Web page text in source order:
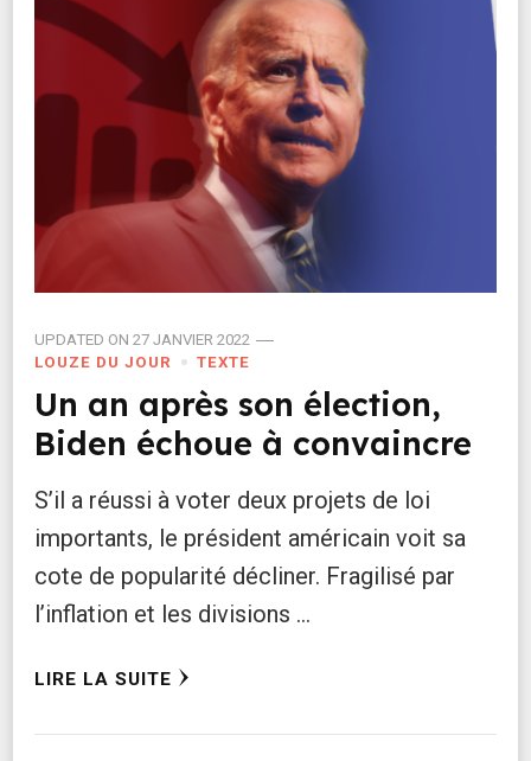
UPDATED ON 27 JANVIER 2022
LOUZE DU JOUR
TEXTE
Un an après son élection,
Biden échoue à convaincre
S’il a réussi à voter deux projets de loi
importants, le président américain voit sa
cote de popularité décliner. Fragilisé par
l’inflation et les divisions …
LIRE LA SUITE